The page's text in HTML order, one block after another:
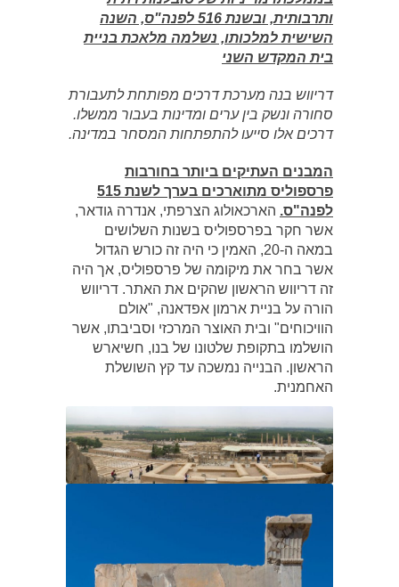
ותרבותית, ובשנת 516 לפנה"ס, השנה
השישית למלכותו, נשלמה מלאכת בניית
בית המקדש השני
דריווש בנה מערכת דרכים מפותחת לתעבורת
סחורה ונשק בין ערים ומדינות בעבור ממשלו.
דרכים אלו סייעו להתפתחות המסחר במדינה.
המבנים העתיקים ביותר בחורבות
פרספוליס מתוארכים בערך לשנת 515
לפנה"ס. הארכאולוג הצרפתי, אנדרה גודאר,
אשר חקר בפרספוליס בשנות השלושים
במאה ה-20, האמין כי היה זה כורש הגדול
אשר בחר את מיקומה של פרספוליס, אך היה
זה דריווש הראשון שהקים את האתר. דריווש
הורה על בניית ארמון אפדאנה, "אולם
הוויכוחים" ובית האוצר המרכזי וסביבתו, אשר
הושלמו בתקופת שלטונו של בנו, חשיארש
הראשון. הבנייה נמשכה עד קץ השושלת
האחמנית.